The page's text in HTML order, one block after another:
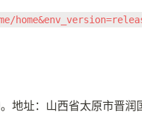
地址：山西省太原市晋润